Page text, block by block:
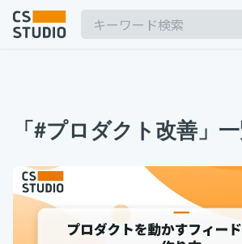
記事
サービス
【2025年最新】Outlook
ル作成やタスク管理のテ
2025.06.06
BPaaSに取り組む注目企
BPaaS
「#プロダクト改善」